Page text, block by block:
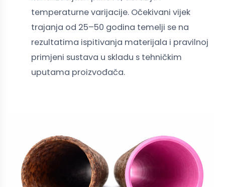
temperaturne varijacije. Očekivani vijek
trajanja od 25–50 godina temelji se na
rezultatima ispitivanja materijala i pravilnoj
primjeni sustava u skladu s tehničkim
uputama proizvođača.